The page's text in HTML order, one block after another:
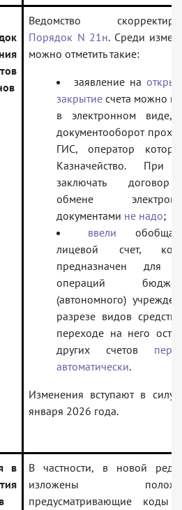
Ведомство
Порядок N 21н. Среди
можно отметить такие:
заявление на
закрытие счета можно
в электронном виде,
документооборот
ГИС, оператор
Казначейство. При
заключать
обмене
документами не надо;
ввели
лицевой счет,
предназначен для
операций
(автономного)
разрезе видов
переходе на него
других счетов
автоматически.
Изменения вступают в силу
января 2026 года.
в
В частности, в новой
изложены
предусматривающие коды